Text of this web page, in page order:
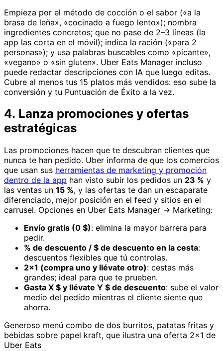
Empieza por el método de cocción o el sabor («a la
brasa de leña», «cocinado a fuego lento»); nombra
ingredientes concretos; que no pase de 2–3 líneas (la
app las corta en el móvil); indica la ración («para 2
personas»); y usa palabras buscables como «picante»,
«vegano» o «sin gluten». Uber Eats Manager incluso
puede redactar descripciones con IA que luego editas.
Cubre al menos tus 15 platos más vendidos: eso sube la
conversión y tu Puntuación de Éxito a la vez.
4. Lanza promociones y ofertas
estratégicas
Las promociones hacen que te descubran clientes que
nunca te han pedido. Uber informa de que los comercios
que usan sus herramientas de marketing y promoción
dentro de la app han visto subir los pedidos un 23 % y
las ventas un 15 %, y las ofertas te dan un escaparate
diferenciado, mejor posición en el feed y sitios en el
carrusel. Opciones en Uber Eats Manager → Marketing:
Envío gratis (0 $): elimina la mayor barrera para
pedir.
% de descuento / $ de descuento en la cesta:
descuentos flexibles que tú controlas.
2x1 (compra uno y llévate otro): cestas más
grandes; ideal para que te prueben.
Gasta X $ y llévate Y $ de descuento: sube el valor
medio del pedido mientras el cliente siente que
ahorra.
Generoso menú combo de dos burritos, patatas fritas y
bebidas sobre papel kraft, que ilustra una oferta 2x1 de
Uber Eats